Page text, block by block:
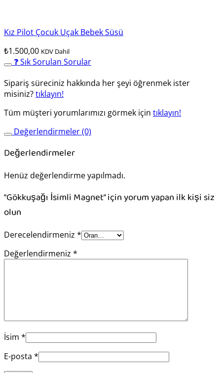
Kız Pilot Çocuk Uçak Bebek Süsü
₺1.500,00 KDV Dahil
❓ Sık Sorulan Sorular
Sipariş süreciniz hakkında her şeyi öğrenmek ister
misiniz?tıklayın!
Tüm müşteri yorumlarımızı görmek için tıklayın!
Değerlendirmeler (0)
Değerlendirmeler
Henüz değerlendirme yapılmadı.
“Gökkuşağı İsimli Magnet” için yorum yapan ilk kişi siz
olun
Derecelendirmeniz *
Değerlendirmeniz *
İsim *
E-posta *